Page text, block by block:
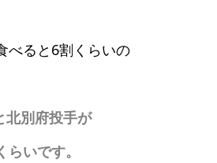
べると6割くらいの
北別府投手が
いです。